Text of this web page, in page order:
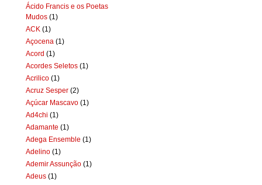
Ácido Francis e os Poetas
Mudos (1)
ACK (1)
Açocena (1)
Acord (1)
Acordes Seletos (1)
Acrilico (1)
Acruz Sesper (2)
Açúcar Mascavo (1)
Ad4chi (1)
Adamante (1)
Adega Ensemble (1)
Adelino (1)
Ademir Assunção (1)
Adeus (1)